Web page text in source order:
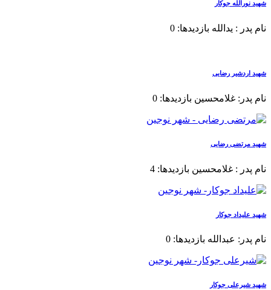
شهید نورالله جوکار
نام پدر : یدالله بازدیدها: 0
شهید اردشیر رضایی
نام پدر: غلامحسین بازدیدها: 0
شهید مرتضی رضایی
نام پدر : غلامحسین بازدیدها: 4
شهید علیداد جوکار
نام پدر: عبدالله بازدیدها: 0
شهید شیرعلی جوکار